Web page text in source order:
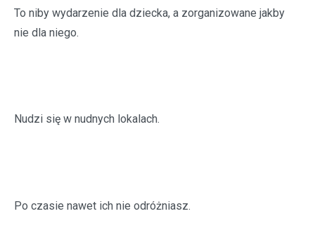
To niby wydarzenie dla dziecka, a zorganizowane jakby
nie dla niego.
Nudzi się w nudnych lokalach.
Po czasie nawet ich nie odróżniasz.